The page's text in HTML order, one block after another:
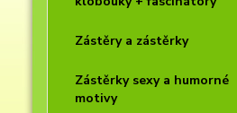
Zástěry a zástěrky
Zástěrky sexy a humorné
motivy